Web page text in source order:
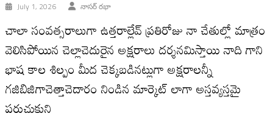
July 1, 2026 నాసర్ రభా
చాలా సంవత్సరాలుగా ఉత్తరాల్లేవ్ ప్రతిరోజు నా చేతుల్లో మాత్రం
వెలిసిపోయిన చెల్లాచెదురైన అక్షరాలు దర్శనమిస్తాయి నాది గాని
భాష కాల శిల్పం మీద చెక్కబడినట్లుగా అక్షరాలన్నీ
గజిబిజిగాచెత్తాచెదారం నిండిన మార్కెట్ లాగా అస్తవ్యస్తమై
పరుచుకుని